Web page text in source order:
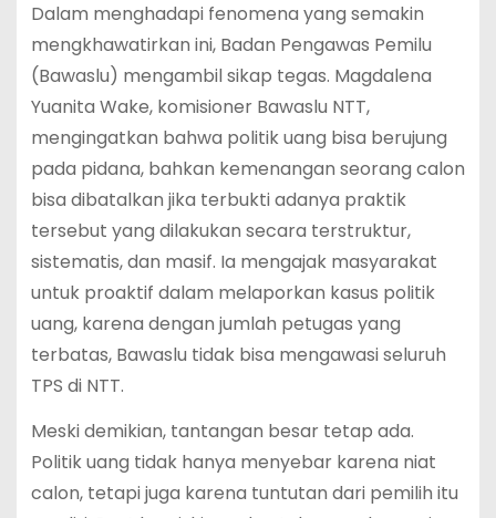
Dalam menghadapi fenomena yang semakin
mengkhawatirkan ini, Badan Pengawas Pemilu
(Bawaslu) mengambil sikap tegas. Magdalena
Yuanita Wake, komisioner Bawaslu NTT,
mengingatkan bahwa politik uang bisa berujung
pada pidana, bahkan kemenangan seorang calon
bisa dibatalkan jika terbukti adanya praktik
tersebut yang dilakukan secara terstruktur,
sistematis, dan masif. Ia mengajak masyarakat
untuk proaktif dalam melaporkan kasus politik
uang, karena dengan jumlah petugas yang
terbatas, Bawaslu tidak bisa mengawasi seluruh
TPS di NTT​.
Meski demikian, tantangan besar tetap ada.
Politik uang tidak hanya menyebar karena niat
calon, tetapi juga karena tuntutan dari pemilih itu